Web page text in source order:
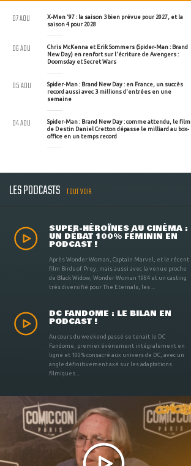
X-Men '97 : la saison 3 bien prévue pour 2027, et la
saison 4 pour 2028
07 AOU
Chris McKenna et Erik Sommers (Spider-Man : Brand
New Day) en renfort sur l'écriture de Avengers :
Doomsday et Secret Wars
06 AOU
Spider-Man : Brand New Day : en France, un succès
record aussi avec 3 millions d'entrées en une
semaine
05 AOU
Spider-Man : Brand New Day : comme attendu, le film
de Destin Daniel Cretton dépasse le milliard au box-
office en un temps record
04 AOU
LES PODCASTS TOUT VOIR
SUPER-HÉROÏNES AU CINÉMA :
UN DÉBAT 100% FÉMININ EN
PODCAST !
Après Wonder Woman, Captain Marvel, et le récent
film Birds of Prey, mais aussi avec la venue proche
de Black Widow, Wonder Woman 1984 et un casting
très diversifié pour The Eternals, les ...
DC FANDOME : LE BILAN EN
PODCAST !
Au cours du weekend passé se tenait le DC
Fandome, premier évènement intégralement en
ligne et 100% consacré aux univers de DC, avec un
angle définitivement axé sur les adaptations
filmiques ...